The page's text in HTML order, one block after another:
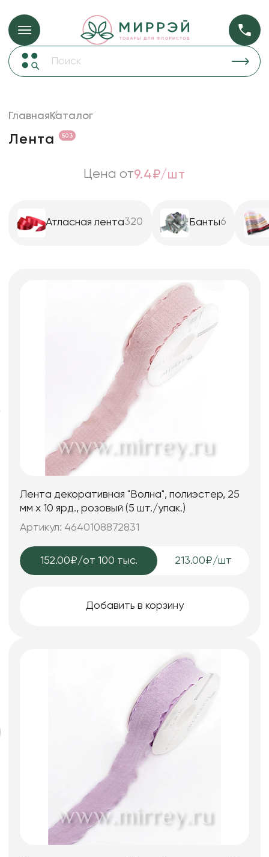
Упаковка для цветов и подарков Упаковка для
Пакеты для цветов и подарков
ГлавнаяКаталог
Лента 503
Цена от9.4₽/шт
Атласная лента320 Банты6
Лента декоративная "Волна", полиэстер, 25
мм х 10 ярд., розовый (5 шт./упак.)
Артикул: 4640108872831
152.00₽/от 100 тыс. 213.00₽/шт
Добавить в корзину